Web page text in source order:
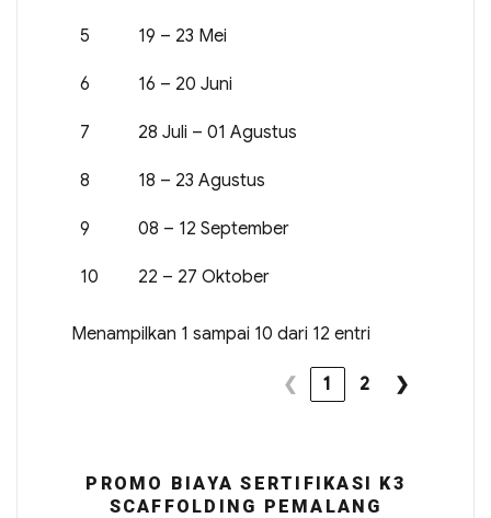
5 19 – 23 Mei
6 16 – 20 Juni
7 28 Juli – 01 Agustus
8 18 – 23 Agustus
9 08 – 12 September
10 22 – 27 Oktober
Menampilkan 1 sampai 10 dari 12 entri
❮ 1 2 ❯
PROMO BIAYA SERTIFIKASI K3
SCAFFOLDING PEMALANG